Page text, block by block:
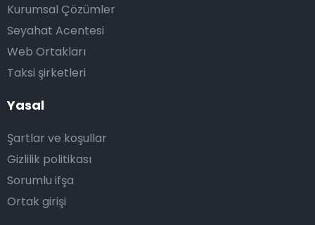
Kurumsal Çözümler
Seyahat Acentesi
Web Ortakları
Taksi şirketleri
Yasal
Şartlar ve koşullar
Gizlilik politikası
Sorumlu ifşa
Ortak girişi